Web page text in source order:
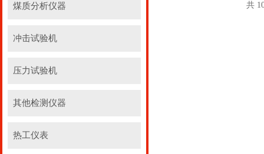
煤质分析仪器
冲击试验机
压力试验机
其他检测仪器
热工仪表
共